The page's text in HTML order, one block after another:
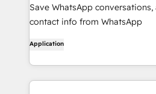
Save WhatsApp
contact info from WhatsApp
Application